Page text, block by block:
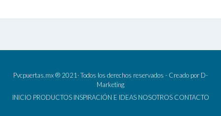
Pvcpuertas.mx ® 2021· Todos los derechos reservados - Creado por D-
Marketing
INICIO PRODUCTOS INSPIRACIÓN E IDEAS NOSOTROS CONTACTO